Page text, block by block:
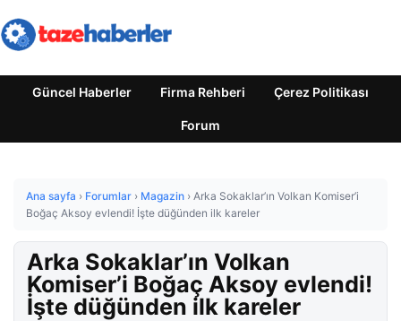
Güncel Haberler Firma Rehberi Çerez Politikası
Forum
Ana sayfa › Forumlar › Magazin › Arka Sokaklar’ın Volkan Komiser’i
Boğaç Aksoy evlendi! İşte düğünden ilk kareler
Arka Sokaklar’ın Volkan
Komiser’i Boğaç Aksoy evlendi!
İşte düğünden ilk kareler